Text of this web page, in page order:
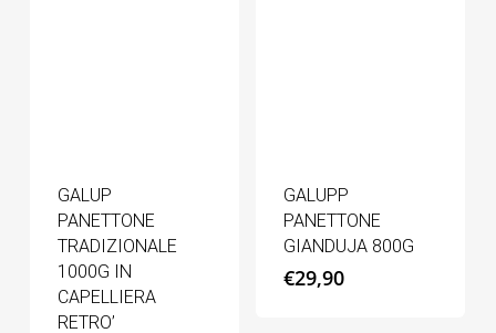
GALUP
PANETTONE
TRADIZIONALE
1000G IN
CAPELLIERA
RETRO’
GALUPP
PANETTONE
GIANDUJA 800G
€29,90